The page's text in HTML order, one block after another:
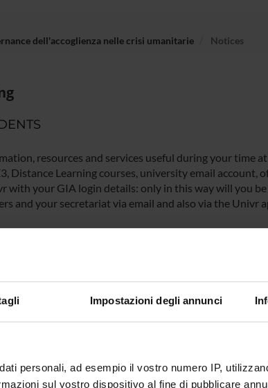
Impostazioni degli annunci
personali, ad esempio il vostro numero IP,
sul vostro dispositivo al fine di pubblicare
dell'accoglienza nelle crisi umanitarie
Notices
resources and services useful during your time
Distance Learning courses, university email account,
with your GIA login details: only in this way will you
and your secretariat via email and also via the Univr